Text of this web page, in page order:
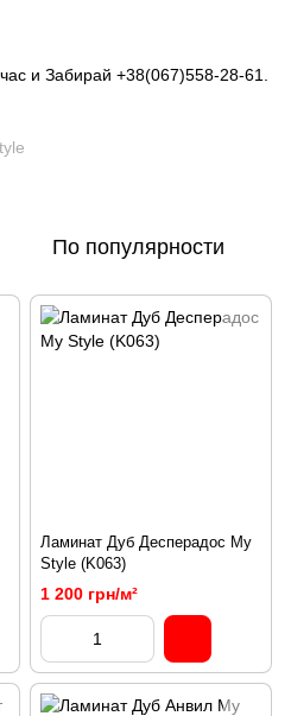
и Забирай +38(067)558-28-61
По популярности
Ламинат Дуб Десперадос My
Style (K063)
1 200 грн/м²